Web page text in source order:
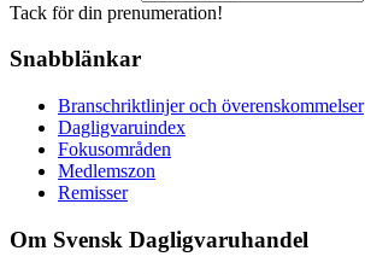
Tack för din prenumeration!
Snabblänkar
Branschriktlinjer och överenskommelser
Dagligvaruindex
Fokusområden
Medlemszon
Remisser
Om Svensk Dagligvaruhandel